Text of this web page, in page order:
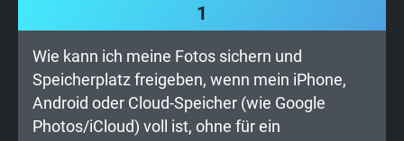
1
Wie kann ich meine Fotos sichern und
Speicherplatz freigeben, wenn mein iPhone,
Android oder Cloud-Speicher (wie Google
Photos/iCloud) voll ist, ohne für ein